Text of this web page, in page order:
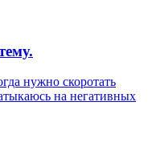
нужно скоротать
на негативных